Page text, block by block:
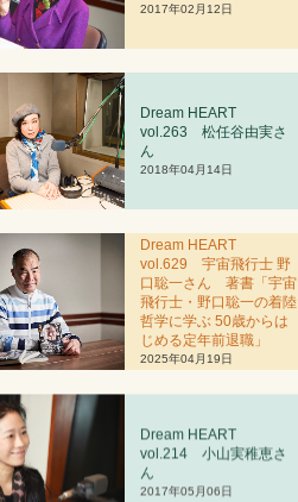
2017年02月12日
Dream HEART
vol.263 松任谷由実さ
ん
2018年04月14日
Dream HEART
vol.629 宇宙飛行士 野
口聡一さん 著書「宇宙
飛行士・野口聡一の着陸
哲学に学ぶ 50歳からは
じめる定年前退職」
2025年04月19日
Dream HEART
vol.21 4 小山実稚恵さ
ん
2017年05月06日